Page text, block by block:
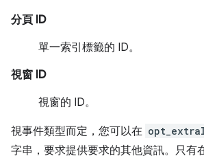
分頁 ID
單一索引標籤的 ID。
視窗 ID
視窗的 ID。
視事件類型而定，您可以在
字串，要求提供要求的其他資訊。只有